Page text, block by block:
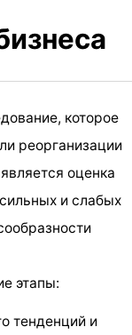
которое
реорганизации
оценка
и слабых
этапы:
тенденций и